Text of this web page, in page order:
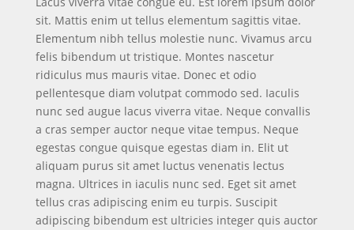
sit. Mattis enim ut tellus elementum sagittis vitae.
Elementum nibh tellus molestie nunc. Vivamus arcu
felis bibendum ut tristique. Montes nascetur
ridiculus mus mauris vitae. Donec et odio
pellentesque diam volutpat commodo sed. Iaculis
nunc sed augue lacus viverra vitae. Neque convallis
a cras semper auctor neque vitae tempus. Neque
egestas congue quisque egestas diam in. Elit ut
aliquam purus sit amet luctus venenatis lectus
magna. Ultrices in iaculis nunc sed. Eget sit amet
tellus cras adipiscing enim eu turpis. Suscipit
adipiscing bibendum est ultricies integer quis auctor